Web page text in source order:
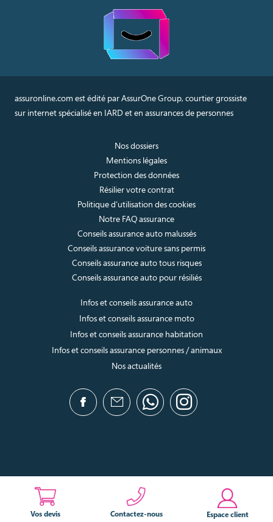
Vos devis Contactez-nous Espace client
assuronline.com est édité par AssurOne Group, courtier grossiste
sur internet spécialisé en IARD et en assurances de personnes
Nos dossiers
Mentions légales
Protection des données
Résilier votre contrat
Politique d’utilisation des cookies
Notre FAQ assurance
Conseils assurance auto malussés
Conseils assurance voiture sans permis
Conseils assurance auto tous risques
Conseils assurance auto pour résiliés
Infos et conseils assurance auto
Infos et conseils assurance moto
Infos et conseils assurance habitation
Infos et conseils assurance personnes / animaux
Nos actualités